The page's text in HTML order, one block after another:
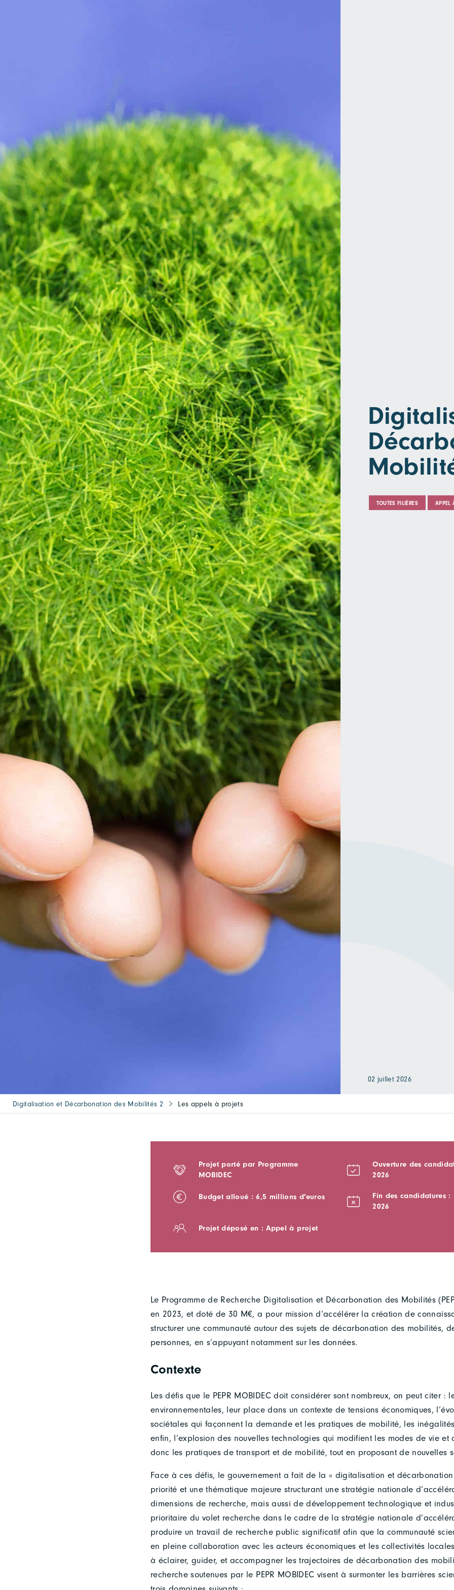
TOUTES FILIÈRES APPEL
02 juillet 2026
Digitalisation et Décarbonation des Mobilités 2 Les appels à projets
Projet porté par Programme
MOBIDEC
Ouverture des
2026
Budget alloué : 6,5 millions d'euros
Fin des candidatures :
2026
Projet déposé en : Appel à projet
Le Programme de Recherche Digitalisation et Décarbonation des Mobilités
en 2023, et doté de 30 M€, a pour mission d’accélérer la création de
structurer une communauté autour des sujets de décarbonation des mobilités,
personnes, en s’appuyant notamment sur les données.
Contexte
Les défis que le PEPR MOBIDEC doit considérer sont nombreux, on peut citer :
environnementales, leur place dans un contexte de tensions économiques,
sociétales qui façonnent la demande et les pratiques de mobilité, les
enfin, l’explosion des nouvelles technologies qui modifient les modes de vie et
donc les pratiques de transport et de mobilité, tout en proposant de nouvelles
Face à ces défis, le gouvernement a fait de la « digitalisation et
priorité et une thématique majeure structurant une stratégie nationale
dimensions de recherche, mais aussi de développement technologique et
prioritaire du volet recherche dans le cadre de la stratégie nationale
produire un travail de recherche public significatif afin que la communauté
en pleine collaboration avec les acteurs économiques et les collectivités
à éclairer, guider, et accompagner les trajectoires de décarbonation des
recherche soutenues par le PEPR MOBIDEC visent à surmonter les barrières